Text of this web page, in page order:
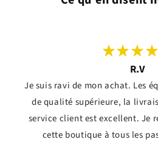
R.V
Je suis ravi de mon achat. Les
de qualité supérieure, la
service client est excellent. Je
cette boutique à tous les